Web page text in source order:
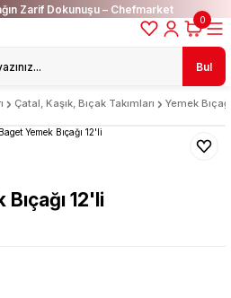
Zarif Dokunuşu – Chefmarket
Bul
0
Çatal, Kaşık, Bıçak Takımları Yemek
12'li